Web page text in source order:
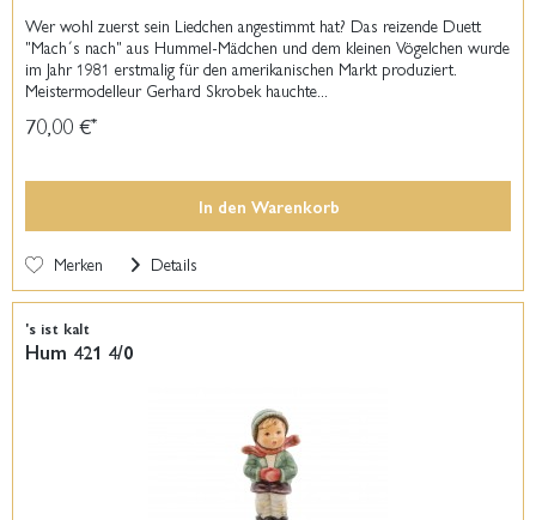
Wer wohl zuerst sein Liedchen angestimmt hat? Das reizende Duett
"Mach´s nach" aus Hummel-Mädchen und dem kleinen Vögelchen wurde
im Jahr 1981 erstmalig für den amerikanischen Markt produziert.
Meistermodelleur Gerhard Skrobek hauchte...
70,00 €*
In den Warenkorb
Merken Details
's ist kalt
Hum 421 4/0